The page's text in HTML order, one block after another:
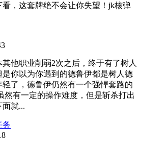
看，这套牌绝不会让你失望！jk核弹
他职业削弱2次之后，终于有了树人
你以为你遇到的德鲁伊都是树人德
了，德鲁伊仍然有一个强悍套路的
然有一定的操作难度，但是斩杀打出
就...
务